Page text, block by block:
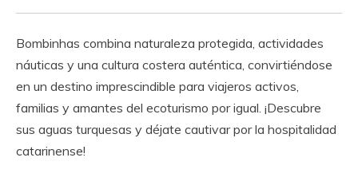
Bombinhas combina naturaleza protegida, actividades
náuticas y una cultura costera auténtica, convirtiéndose
en un destino imprescindible para viajeros activos,
familias y amantes del ecoturismo por igual. ¡Descubre
sus aguas turquesas y déjate cautivar por la hospitalidad
catarinense!